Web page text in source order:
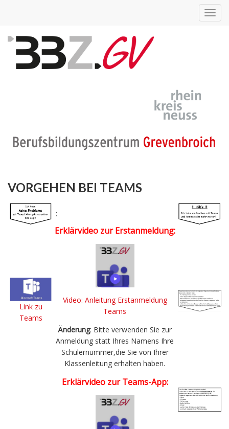
VORGEHEN BEI TEAMS
:
Link zu
Teams
Erklärvideo zur Erstanmeldung:
Video: Anleitung Erstanmeldung
Teams
Änderung: Bitte verwenden Sie zur
Anmeldung statt Ihres Namens Ihre
Schülernummer,die Sie von Ihrer
Klassenleitung erhalten haben.
Erklärvideo zur Teams-App: